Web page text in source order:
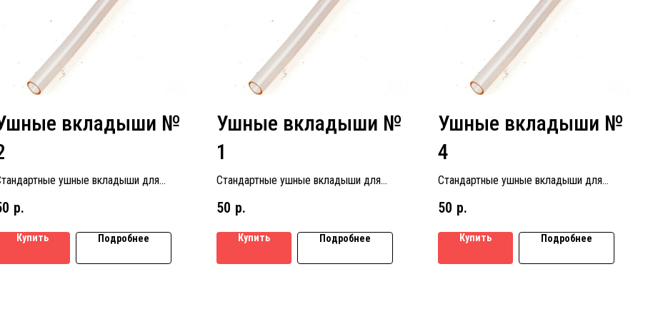
вкладыши №
ушные вкладыши для
р.
Купить Подробнее
Ушные вкладыши №
1
Стандартные ушные вкладыши для
50 р.
Купить Подробнее
Ушные вкладыши №
4
Стандартные ушные вкладыши для
50 р.
Купить Подробнее